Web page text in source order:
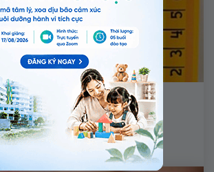
tăng chiều cao: 6 yếu tố